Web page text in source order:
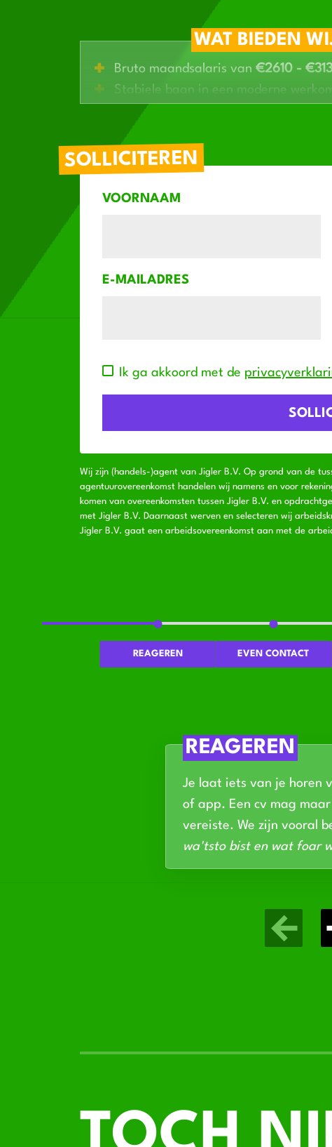
WAT BIEDEN
Bruto maandsalaris van €2610 -
Stabiele baan in een moderne
Fulltime functie in
Mogelijkheid om
Werken in een schoon en
productieproces
SOLLICITEREN
VOORNAAM
E-MAILADRES
Ik ga akkoord met de
Wij zijn (handels-)agent van Jigler B.V. Op grond van de
agentuurovereenkomst handelen wij namens en voor
komen van overeenkomsten tussen Jigler B.V. en
met Jigler B.V. Daarnaast werven en selecteren wij
Jigler B.V. gaat een arbeidsovereenkomst aan met de
REAGEREN EVEN CONTACT
REAGEREN
Je laat iets van je horen
of app. Een cv mag
vereiste. We zijn vooral
wa'tsto bist en wat foar